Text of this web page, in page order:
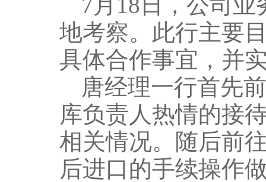
地考察。此行主要
具体合作事宜，并
唐经理一行首先
库负责人热情的接
相关情况。随后前
后进口的手